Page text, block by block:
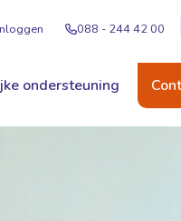
088 - 244 42 00
ondersteuning